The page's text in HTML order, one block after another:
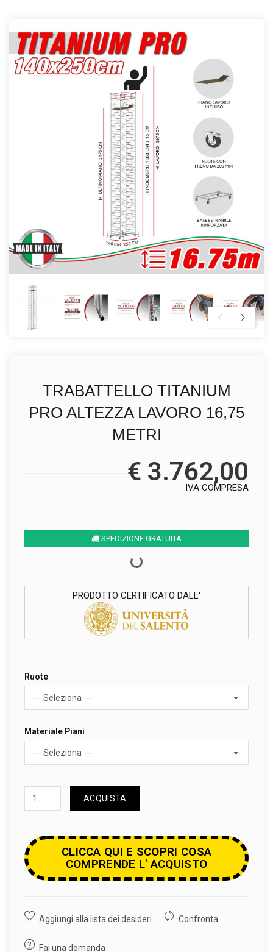
TRABATTELLO TITANIUM
PRO ALTEZZA LAVORO 16,75
METRI
€ 3.762,00
IVA COMPRESA
SPEDIZIONE GRATUITA
PRODOTTO CERTIFICATO DALL'
Ruote
Materiale Piani
ACQUISTA
CLICCA QUI E SCOPRI COSA
COMPRENDE L' ACQUISTO
Aggiungi alla lista dei desideri Confronta
Fai una domanda